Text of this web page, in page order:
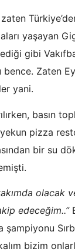
yaşayan
gibi
Zaten
yani.
basın
pizza
bir su
olacak
edeceğim..”
bizim